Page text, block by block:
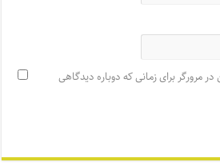
مرورگر برای زمانی که دوباره دیدگاهی